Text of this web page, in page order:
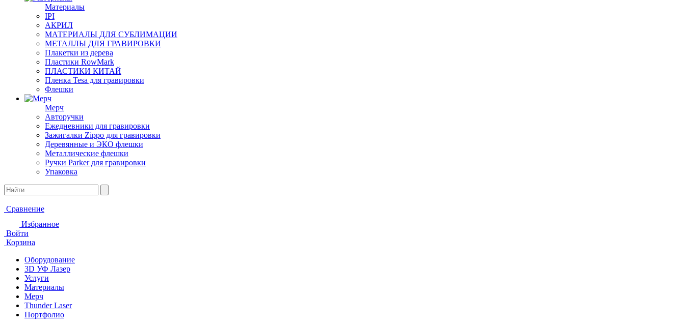
Материалы
IPI
АКРИЛ
МАТЕРИАЛЫ ДЛЯ СУБЛИМАЦИИ
МЕТАЛЛЫ ДЛЯ ГРАВИРОВКИ
Плакетки из дерева
Пластики RowMark
ПЛАСТИКИ КИТАЙ
Пленка Tesa для гравировки
Флешки
Мерч
Авторучки
Ежедневники для гравировки
Зажигалки Zippo для гравировки
Деревянные и ЭКО флешки
Металлические флешки
Ручки Parker для гравировки
Упаковка
Сравнение
Избранное
Войти
Корзина
Оборудование
3D УФ Лазер
Услуги
Материалы
Мерч
Thunder Laser
Портфолио